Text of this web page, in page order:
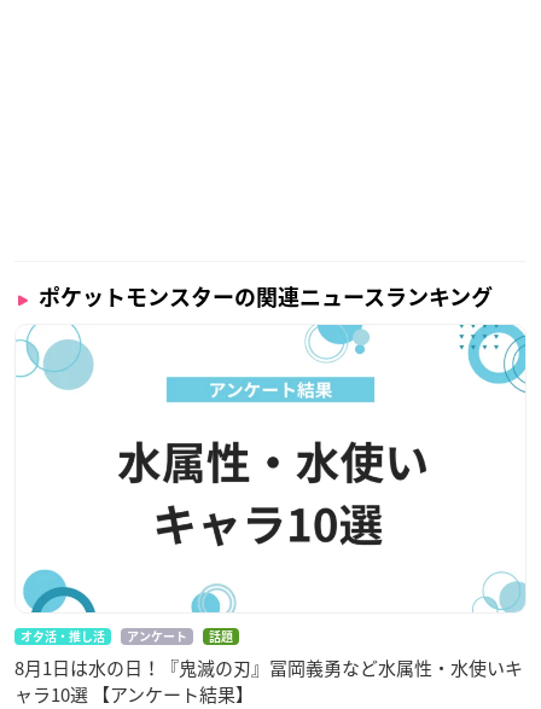
ポケットモンスターの関連ニュースランキング
オタ活・推し活 アンケート 話題
8月1日は水の日！『鬼滅の刃』冨岡義勇など水属性・水使いキ
ャラ10選 【アンケート結果】